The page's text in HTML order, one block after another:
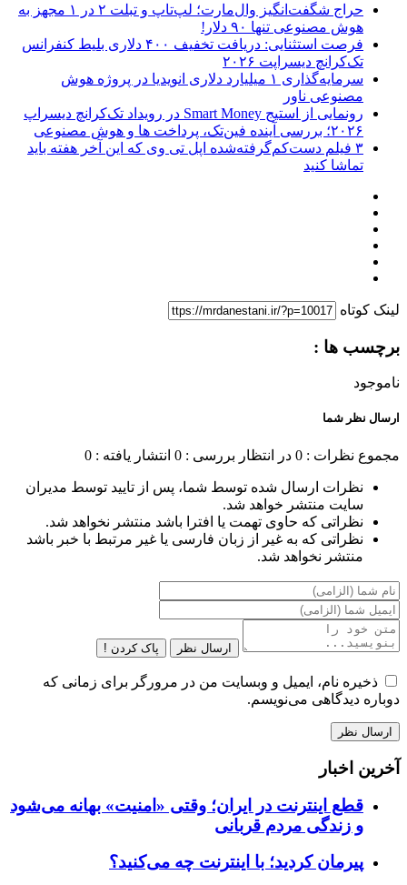
حراج شگفت‌انگیز وال‌مارت؛ لپ‌تاپ و تبلت ۲ در ۱ مجهز به
هوش مصنوعی تنها ۹۰ دلار!
فرصت استثنایی: دریافت تخفیف ۴۰۰ دلاری بلیط کنفرانس
تک‌کرانچ دیسراپت ۲۰۲۶
سرمایه‌گذاری ۱ میلیارد دلاری انویدیا در پروژه هوش
مصنوعی ناور
رونمایی از استیج Smart Money در رویداد تک‌کرانچ دیسراپ
۲۰۲۶؛ بررسی آینده فین‌تک، پرداخت‌ ها و هوش مصنوعی
۳ فیلم دست‌کم‌گرفته‌شده اپل تی وی که این آخر هفته باید
تماشا کنید
لینک کوتاه
برچسب ها :
ناموجود
ارسال نظر شما
مجموع نظرات : 0 در انتظار بررسی : 0 انتشار یافته : 0
نظرات ارسال شده توسط شما، پس از تایید توسط مدیران
سایت منتشر خواهد شد.
نظراتی که حاوی تهمت یا افترا باشد منتشر نخواهد شد.
نظراتی که به غیر از زبان فارسی یا غیر مرتبط با خبر باشد
منتشر نخواهد شد.
ارسال نظر پاک کردن !
ذخیره نام، ایمیل و وبسایت من در مرورگر برای زمانی که
دوباره دیدگاهی می‌نویسم.
آخرین اخبار
قطع اینترنت در ایران؛ وقتی «امنیت» بهانه می‌شود
و زندگی مردم قربانی
پیرمان کردید؛ با اینترنت چه می‌کنید؟